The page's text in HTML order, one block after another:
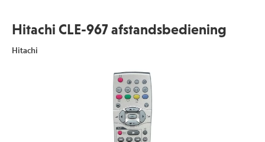
Hitachi CLE-967 afstandsbediening
Hitachi